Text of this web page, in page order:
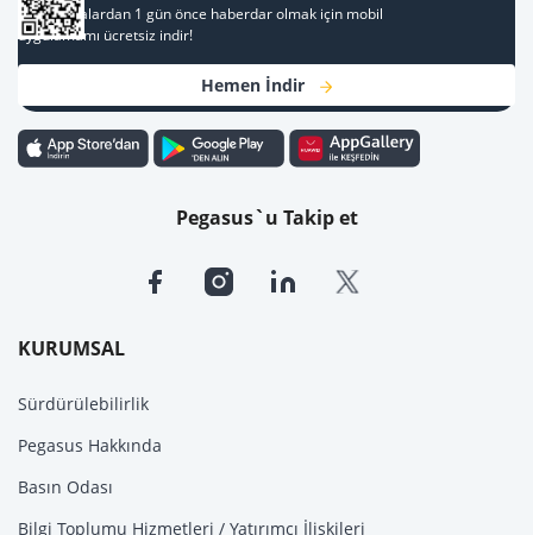
KURUMSAL
Sürdürülebilirlik
Pegasus Hakkında
Basın Odası
Bilgi Toplumu Hizmetleri / Yatırımcı İlişkileri
Kampanyalardan 1 gün önce haberdar olmak için mobil
uygulamamı ücretsiz indir!
Hemen İndir
Pegasus`u Takip et